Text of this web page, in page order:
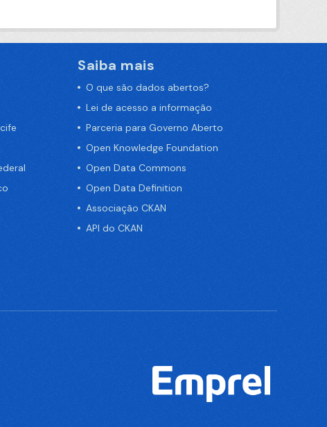
Saiba mais
O que são dados abertos?
Lei de acesso a informação
Parceria para Governo Aberto
Open Knowledge Foundation
Open Data Commons
Open Data Definition
Associação CKAN
API do CKAN